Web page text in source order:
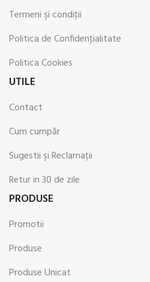
Termeni şi condiţii
Politica de Confidenţialitate
Politica Cookies
UTILE
Contact
Cum cumpăr
Sugestii şi Reclamaţii
Retur in 30 de zile
PRODUSE
Promotii
Produse
Produse Unicat